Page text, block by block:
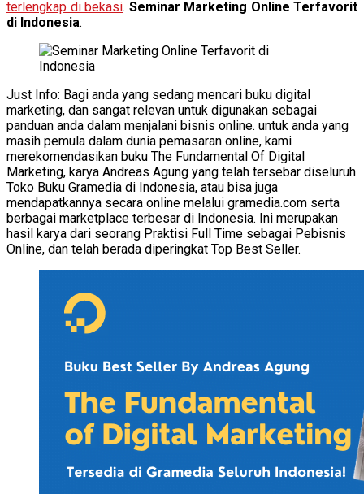
terlengkap di bekasi. Seminar Marketing Online Terfavorit
di Indonesia.
Just Info: Bagi anda yang sedang mencari buku digital
marketing, dan sangat relevan untuk digunakan sebagai
panduan anda dalam menjalani bisnis online. untuk anda yang
masih pemula dalam dunia pemasaran online, kami
merekomendasikan buku The Fundamental Of Digital
Marketing, karya Andreas Agung yang telah tersebar diseluruh
Toko Buku Gramedia di Indonesia, atau bisa juga
mendapatkannya secara online melalui gramedia.com serta
berbagai marketplace terbesar di Indonesia. Ini merupakan
hasil karya dari seorang Praktisi Full Time sebagai Pebisnis
Online, dan telah berada diperingkat Top Best Seller.